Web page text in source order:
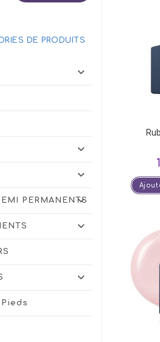
DE PRODUITS
PERMANENTS